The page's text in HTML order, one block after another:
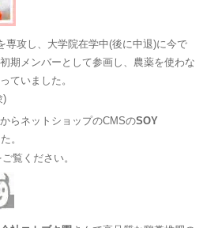
専攻し、大学院在学中(後に中退)に今で
期メンバーとして参画し、農薬を使わな
ていました。
)
らネットショップのCMSのSOY
。
ご覧ください。